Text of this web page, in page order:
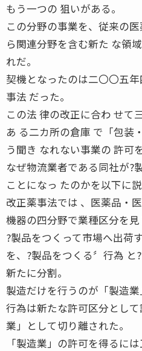
もう一つの 狙いがある。
この分野の事業を、従来の
ら関連分野を含む新た な領
れだ。
契機となったのは二〇〇五
事法 だった。
この法 律の改正に合わ せて
あ る二カ所の倉庫 で「包装
う聞き なれない事業の 許可
なぜ物流業者である同社が?
ことになっ たのかを以下に説
改正薬事法では 、医薬品・
機器の四分野で業種区分を見
?製品をつくって市場へ出荷
を、?製品をつくる〞行為 と
新たに分割。
製造だけを行うのが「製造業
行為は新たな許可区分とし
業」として切り離された。
「製造業」の許可を得るに